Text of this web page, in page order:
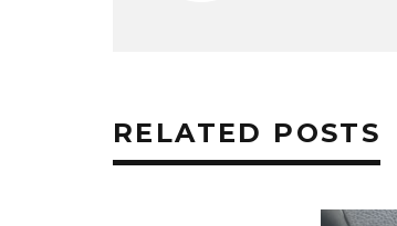
RELATED POSTS